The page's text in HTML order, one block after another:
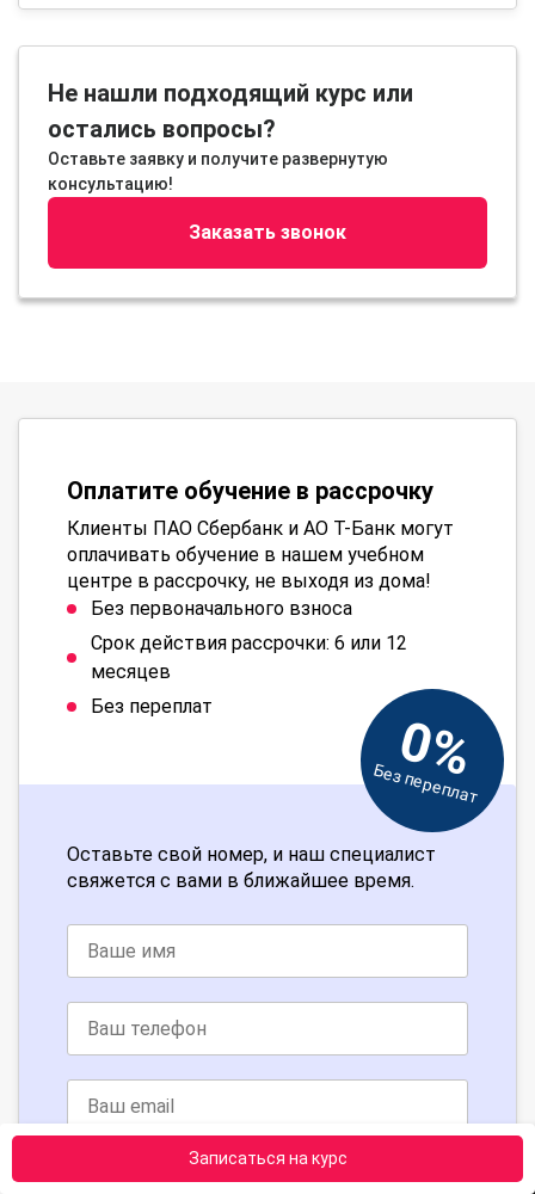
Записаться на курс
Не нашли подходящий курс или
остались вопросы?
Оставьте заявку и получите развернутую
консультацию!
Заказать звонок
Оплатите обучение в рассрочку
Клиенты ПАО Сбербанк и АО Т-Банк могут
оплачивать обучение в нашем учебном
центре в рассрочку, не выходя из дома!
Без первоначального взноса
Срок действия рассрочки: 6 или 12
месяцев
Без переплат
0%
Без переплат
Оставьте свой номер, и наш специалист
свяжется с вами в ближайшее время.
Получить консультацию